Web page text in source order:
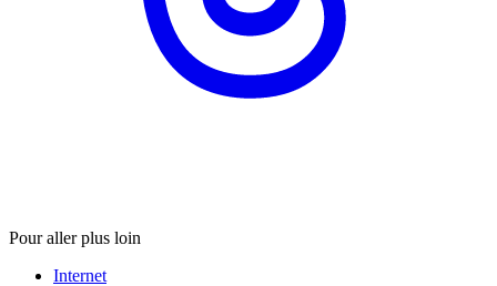
Pour aller plus loin
Internet